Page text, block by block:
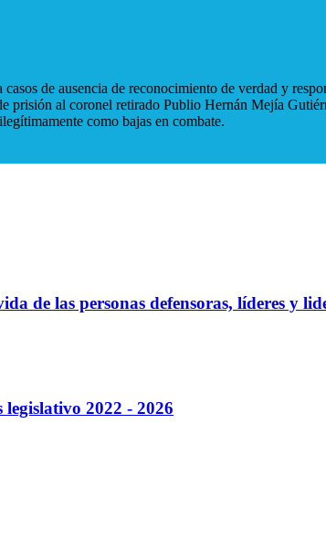
de ausencia de reconocimiento de verdad y
prisión al coronel retirado Publio Hernán Mejía
como bajas en combate.
de las personas defensoras, líderes y
2022 - 2026